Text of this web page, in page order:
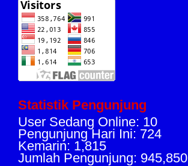
Statistik Pengunjung
User Sedang Online: 10
Pengunjung Hari Ini: 724
Kemarin: 1,815
Jumlah Pengunjung: 945,850